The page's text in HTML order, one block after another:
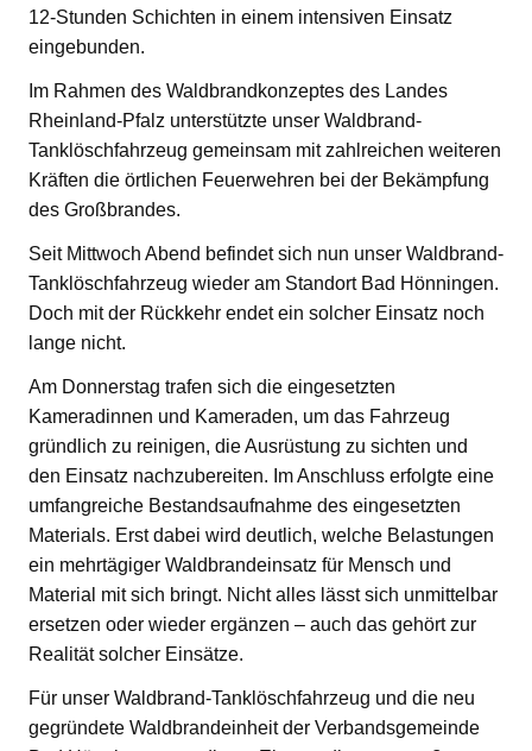
12-Stunden Schichten in einem intensiven Einsatz
eingebunden.
Im Rahmen des Waldbrandkonzeptes des Landes
Rheinland-Pfalz unterstützte unser Waldbrand-
Tanklöschfahrzeug gemeinsam mit zahlreichen weiteren
Kräften die örtlichen Feuerwehren bei der Bekämpfung
des Großbrandes.
Seit Mittwoch Abend befindet sich nun unser Waldbrand-
Tanklöschfahrzeug wieder am Standort Bad Hönningen.
Doch mit der Rückkehr endet ein solcher Einsatz noch
lange nicht.
Am Donnerstag trafen sich die eingesetzten
Kameradinnen und Kameraden, um das Fahrzeug
gründlich zu reinigen, die Ausrüstung zu sichten und
den Einsatz nachzubereiten. Im Anschluss erfolgte eine
umfangreiche Bestandsaufnahme des eingesetzten
Materials. Erst dabei wird deutlich, welche Belastungen
ein mehrtägiger Waldbrandeinsatz für Mensch und
Material mit sich bringt. Nicht alles lässt sich unmittelbar
ersetzen oder wieder ergänzen – auch das gehört zur
Realität solcher Einsätze.
Für unser Waldbrand-Tanklöschfahrzeug und die neu
gegründete Waldbrandeinheit der Verbandsgemeinde